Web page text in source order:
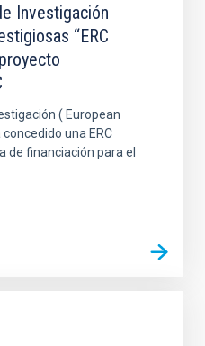
Investigación
“ERC
( European
concedido una ERC
de financiación para el